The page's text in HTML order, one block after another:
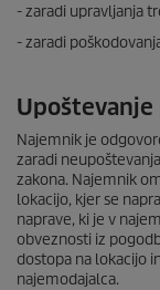
- zaradi upravljanja
- zaradi
Najemnik je
zaradi
zakona. Najemnik
lokacijo, kjer se
naprave, ki je v
obveznosti iz
dostopa na lokacijo
najemodajalca.